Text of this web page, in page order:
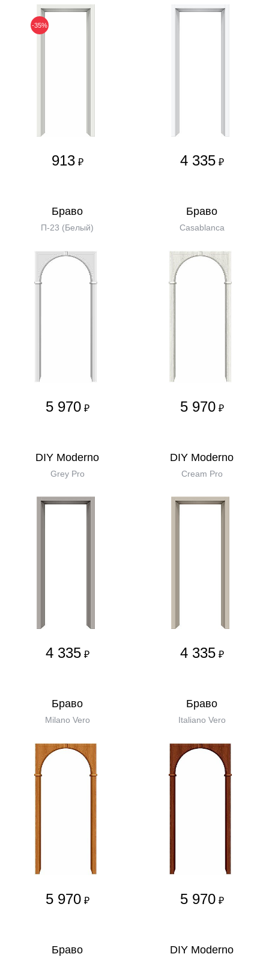
-35%
913 ₽ 4 335 ₽
Бравo
П-23 (Белый)
5 970 ₽
Бравo
Casablanca
5 970 ₽
DIY Moderno
Grey Pro
4 335 ₽
DIY Moderno
Cream Pro
4 335 ₽
Бравo
Milano Vero
5 970 ₽
Бравo
Italiano Vero
5 970 ₽
Бравo DIY Moderno